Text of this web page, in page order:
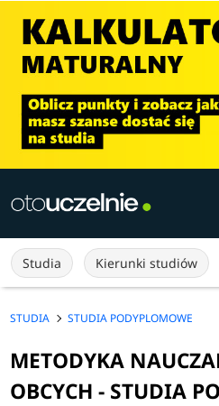
Studia Kierunki studiów
STUDIA STUDIA PODYPLOMOWE
METODYKA
OBCYCH - STUDIA